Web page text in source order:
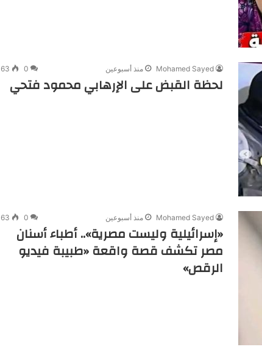
Mohamed Sayed منذ أسبوعين 0
63
لحظة القبض على الإرهابي محمود فتحي
Mohamed Sayed منذ أسبوعين 0
63
«إسرائيلية وليست مصرية».. أطباء أسنان
مصر تكشف قصة واقعة «طبيبة فيديو
الرقص»